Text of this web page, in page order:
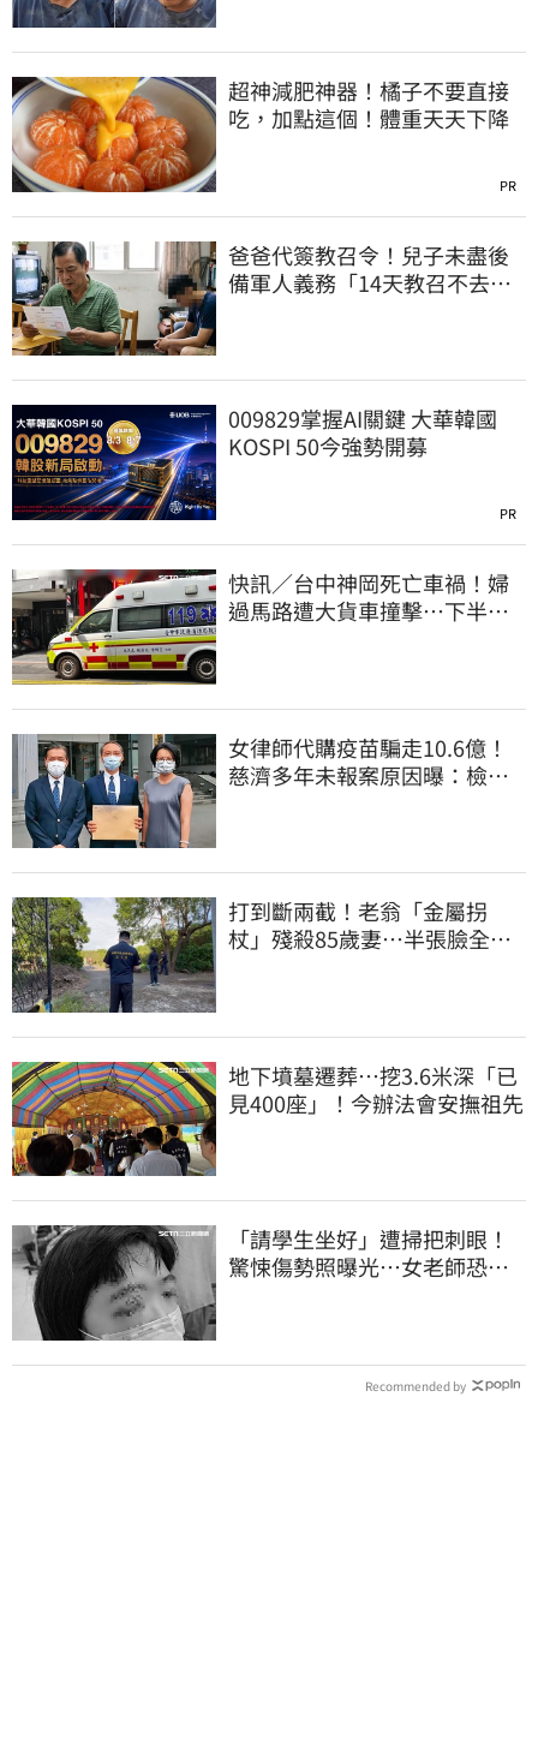
超神減肥神器！橘子不要直接
吃，加點這個！體重天天下降
PR
爸爸代簽教召令！兒子未盡後
備軍人義務「14天教召不去」
009829掌握AI關鍵 大華韓國
KOSPI 50今強勢開募
PR
快訊／台中神岡死亡車禍！婦
過馬路遭大貨車撞擊…下半身
女律師代購疫苗騙走10.6億！
慈濟多年未報案原因曝：檢警
打到斷兩截！老翁「金屬拐
杖」殘殺85歲妻…半張臉全
地下墳墓遷葬…挖3.6米深「已
見400座」！今辦法會安撫祖先
「請學生坐好」遭掃把刺眼！
驚悚傷勢照曝光…女老師恐失
Recommended by